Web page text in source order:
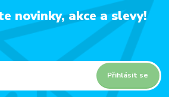
novinky, akce a slevy!
Přihlásit se